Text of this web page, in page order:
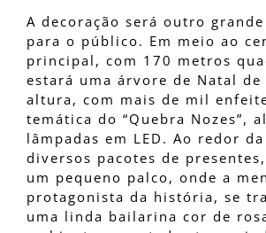
A decoração será outro
para o público. Em meio ao
principal, com 170 metros
estará uma árvore de Natal
altura, com mais de mil
temática do “Quebra Nozes”,
lâmpadas em LED. Ao redor
diversos pacotes de
um pequeno palco, onde a
protagonista da história, se
uma linda bailarina cor de